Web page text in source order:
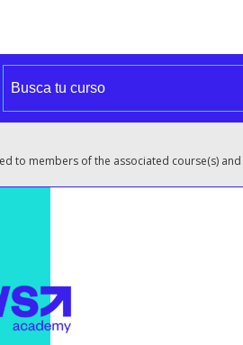
to members of the associated course(s) and